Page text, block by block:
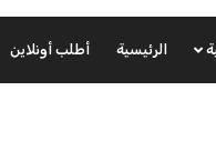
الرئيسية أطلب أونلاين